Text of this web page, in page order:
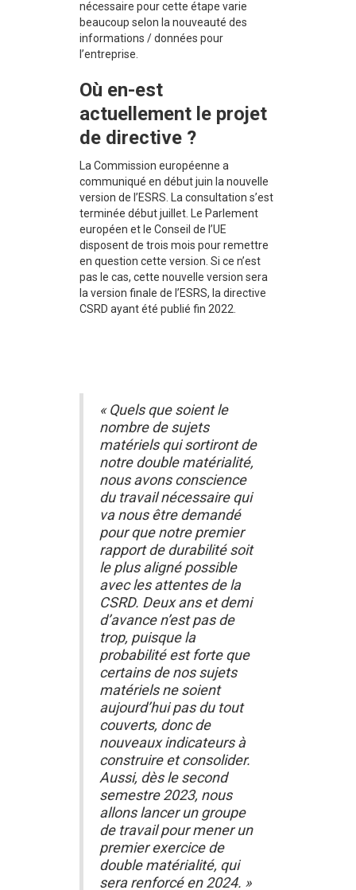
nécessaire pour cette étape varie
beaucoup selon la nouveauté des
informations / données pour
l’entreprise.
Où en-est
actuellement le projet
de directive ?
La Commission européenne a
communiqué en début juin la nouvelle
version de l’ESRS. La consultation s’est
terminée début juillet. Le Parlement
européen et le Conseil de l’UE
disposent de trois mois pour remettre
en question cette version. Si ce n’est
pas le cas, cette nouvelle version sera
la version finale de l’ESRS, la directive
CSRD ayant été publié fin 2022.
« Quels que soient le
nombre de sujets
matériels qui sortiront de
notre double matérialité,
nous avons conscience
du travail nécessaire qui
va nous être demandé
pour que notre premier
rapport de durabilité soit
le plus aligné possible
avec les attentes de la
CSRD. Deux ans et demi
d’avance n’est pas de
trop, puisque la
probabilité est forte que
certains de nos sujets
matériels ne soient
aujourd’hui pas du tout
couverts, donc de
nouveaux indicateurs à
construire et consolider.
Aussi, dès le second
semestre 2023, nous
allons lancer un groupe
de travail pour mener un
premier exercice de
double matérialité, qui
sera renforcé en 2024. »